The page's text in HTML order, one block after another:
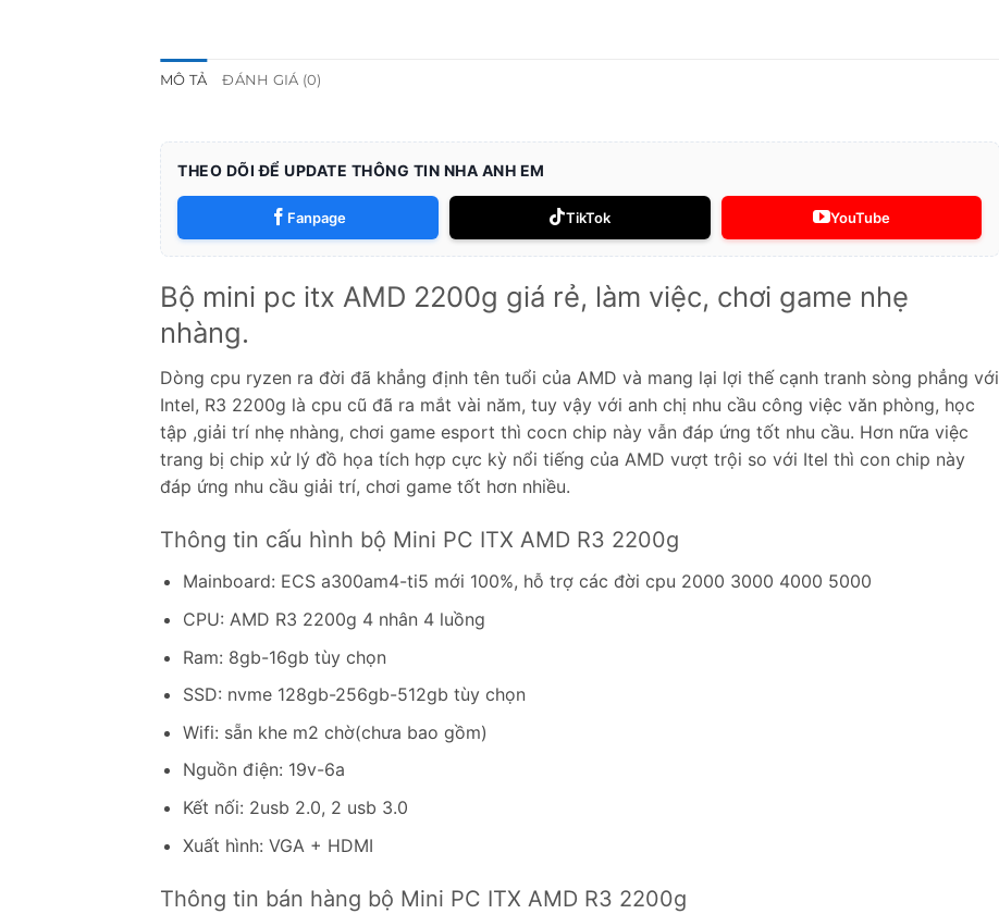
MÔ TẢ ĐÁNH GIÁ (0)
THEO DÕI ĐỂ UPDATE THÔNG TIN NHA ANH EM
Fanpage TikTok YouTube
Bộ mini pc itx AMD 2200g giá rẻ, làm việc, chơi game nhẹ
nhàng.
Dòng cpu ryzen ra đời đã khẳng định tên tuổi của AMD và mang lại lợi thế cạnh tranh sòng phẳng với
Intel, R3 2200g là cpu cũ đã ra mắt vài năm, tuy vậy với anh chị nhu cầu công việc văn phòng, học
tập ,giải trí nhẹ nhàng, chơi game esport thì cocn chip này vẫn đáp ứng tốt nhu cầu. Hơn nữa việc
trang bị chip xử lý đồ họa tích hợp cực kỳ nổi tiếng của AMD vượt trội so với Itel thì con chip này
đáp ứng nhu cầu giải trí, chơi game tốt hơn nhiều.
Thông tin cấu hình bộ Mini PC ITX AMD R3 2200g
Mainboard: ECS a300am4-ti5 mới 100%, hỗ trợ các đời cpu 2000 3000 4000 5000
CPU: AMD R3 2200g 4 nhân 4 luồng
Ram: 8gb-16gb tùy chọn
SSD: nvme 128gb-256gb-512gb tùy chọn
Wifi: sẵn khe m2 chờ(chưa bao gồm)
Nguồn điện: 19v-6a
Kết nối: 2usb 2.0, 2 usb 3.0
Xuất hình: VGA + HDMI
Thông tin bán hàng bộ Mini PC ITX AMD R3 2200g